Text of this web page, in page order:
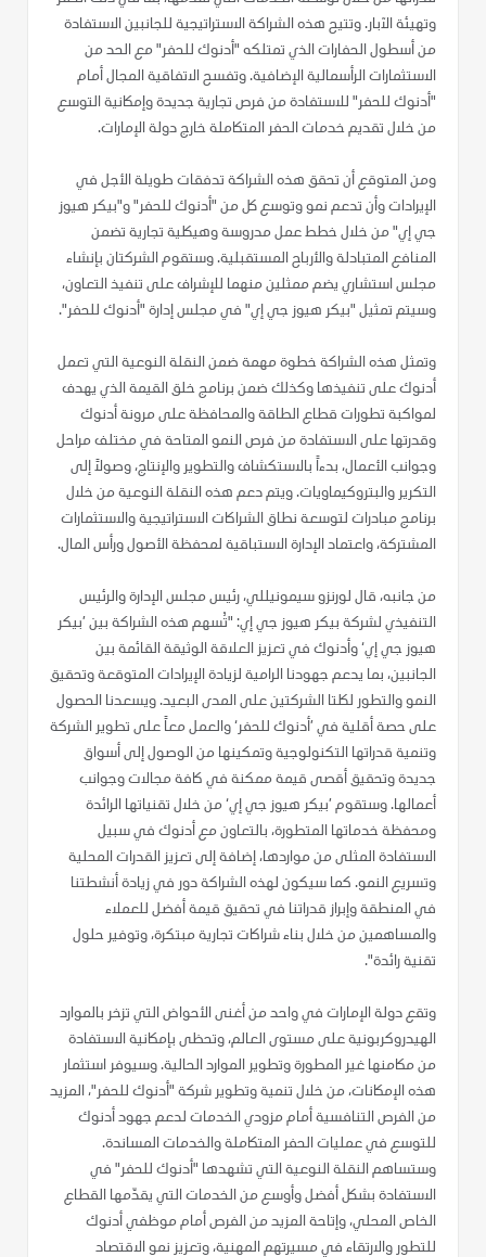
وتهيئة الآبار. وتتيح هذه الشراكة الاستراتيجية للجانبين الاستفادة
من أسطول الحفارات الذي تمتلكه "أدنوك للحفر" مع الحد من
الاستثمارات الرأسمالية الإضافية. وتفسح الاتفاقية المجال أمام
"أدنوك للحفر" للاستفادة من فرص تجارية جديدة وإمكانية التوسع
من خلال تقديم خدمات الحفر المتكاملة خارج دولة الإمارات.
ومن المتوقع أن تحقق هذه الشراكة تدفقات طويلة الأجل في
الإيرادات وأن تدعم نمو وتوسع كل من "أدنوك للحفر" و"بيكر هيوز
جي إي" من خلال خطط عمل مدروسة وهيكلية تجارية تضمن
المنافع المتبادلة والأرباح المستقبلية. وستقوم الشركتان بإنشاء
مجلس استشاري يضم ممثلين منهما للإشراف على تنفيذ التعاون،
وسيتم تمثيل "بيكر هيوز جي إي" في مجلس إدارة "أدنوك للحفر".
وتمثل هذه الشراكة خطوة مهمة ضمن النقلة النوعية التي تعمل
أدنوك على تنفيذها وكذلك ضمن برنامج خلق القيمة الذي يهدف
لمواكبة تطورات قطاع الطاقة والمحافظة على مرونة أدنوك
وقدرتها على الاستفادة من فرص النمو المتاحة في مختلف مراحل
وجوانب الأعمال، بدءاً بالاستكشاف والتطوير والإنتاج، وصولاً إلى
التكرير والبتروكيماويات. ويتم دعم هذه النقلة النوعية من خلال
برنامج مبادرات لتوسعة نطاق الشراكات الاستراتيجية والاستثمارات
المشتركة، واعتماد الإدارة الاستباقية لمحفظة الأصول ورأس المال.
من جانبه، قال لورنزو سيمونيللي، رئيس مجلس الإدارة والرئيس
التنفيذي لشركة بيكر هيوز جي إي: "تُسهم هذه الشراكة بين ’بيكر
هيوز جي إي‘ وأدنوك في تعزيز العلاقة الوثيقة القائمة بين
الجانبين، بما يدعم جهودنا الرامية لزيادة الإيرادات المتوقعة وتحقيق
النمو والتطور لكلتا الشركتين على المدى البعيد. ويسعدنا الحصول
على حصة أقلية في ’أدنوك للحفر‘ والعمل معاً على تطوير الشركة
وتنمية قدراتها التكنولوجية وتمكينها من الوصول إلى أسواق
جديدة وتحقيق أقصى قيمة ممكنة في كافة مجالات وجوانب
أعمالها. وستقوم ’بيكر هيوز جي إي‘ من خلال تقنياتها الرائدة
ومحفظة خدماتها المتطورة، بالتعاون مع أدنوك في سبيل
الاستفادة المثلى من مواردها، إضافة إلى تعزيز القدرات المحلية
وتسريع النمو. كما سيكون لهذه الشراكة دور في زيادة أنشطتنا
في المنطقة وإبراز قدراتنا في تحقيق قيمة أفضل للعملاء
والمساهمين من خلال بناء شراكات تجارية مبتكرة، وتوفير حلول
تقنية رائدة".
وتقع دولة الإمارات في واحد من أغنى الأحواض التي تزخر بالموارد
الهيدروكربونية على مستوى العالم، وتحظى بإمكانية الاستفادة
من مكامنها غير المطورة وتطوير الموارد الحالية. وسيوفر استثمار
هذه الإمكانات، من خلال تنمية وتطوير شركة "أدنوك للحفر"، المزيد
من الفرص التنافسية أمام مزودي الخدمات لدعم جهود أدنوك
للتوسع في عمليات الحفر المتكاملة والخدمات المساندة.
وستساهم النقلة النوعية التي تشهدها "أدنوك للحفر" في
الاستفادة بشكل أفضل وأوسع من الخدمات التي يقدّمها القطاع
الخاص المحلي، وإتاحة المزيد من الفرص أمام موظفي أدنوك
للتطور والارتقاء في مسيرتهم المهنية، وتعزيز نمو الاقتصاد